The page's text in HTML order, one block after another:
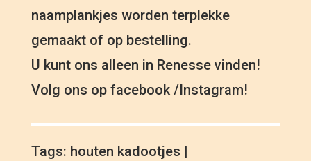
naamplankjes worden terplekke
gemaakt of op bestelling.
U kunt ons alleen in Renesse vinden!
Volg ons op facebook /Instagram!
Tags: houten kadootjes |